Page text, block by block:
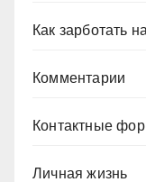
Как зарботать
Комментарии
Контактные
Личная жизнь